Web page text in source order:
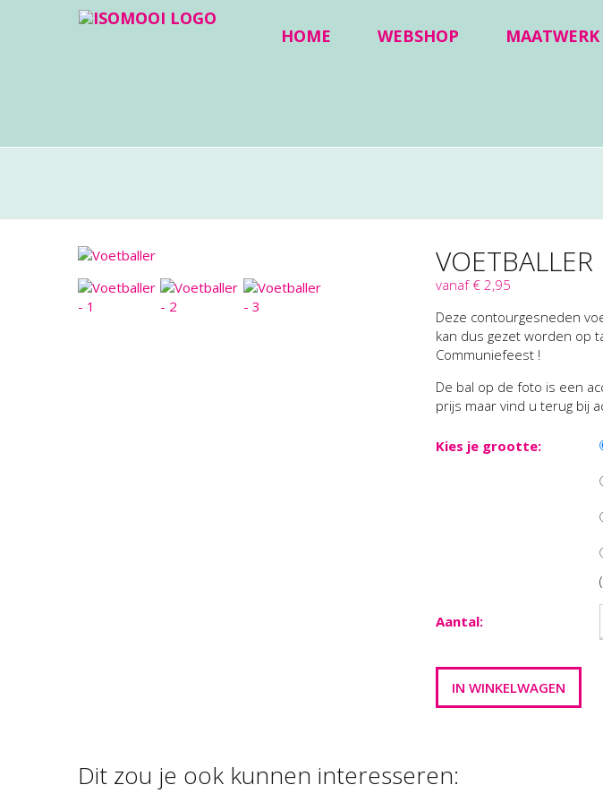
HOME WEBSHOP MAATWERK
VOETBALLER
vanaf € 2,95
Deze contourgesneden
kan dus gezet worden op
Communiefeest !
De bal op de foto is een
prijs maar vind u terug bij
Kies je grootte:
Aantal:
Dit zou je ook kunnen interesseren: